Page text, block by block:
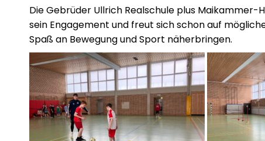
Die Gebrüder Ullrich Realschule plus
sein Engagement und freut sich schon auf
Spaß an Bewegung und Sport näherbringen.